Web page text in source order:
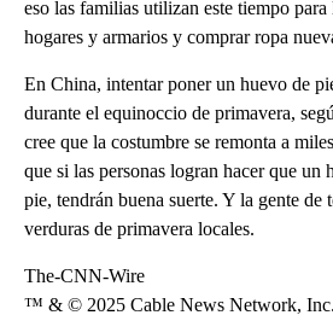
eso las familias utilizan este tiempo
hogares y armarios y comprar ropa
En China, intentar poner un huevo de
durante el equinoccio de primavera,
cree que la costumbre se remonta a
que si las personas logran hacer que un
pie, tendrán buena suerte. Y la gente de
verduras de primavera locales.
The-CNN-Wire
™ & © 2025 Cable News Network,